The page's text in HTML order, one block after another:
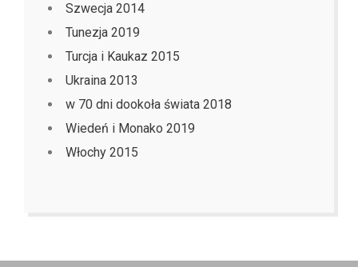
Szwecja 2014
Tunezja 2019
Turcja i Kaukaz 2015
Ukraina 2013
w 70 dni dookoła świata 2018
Wiedeń i Monako 2019
Włochy 2015